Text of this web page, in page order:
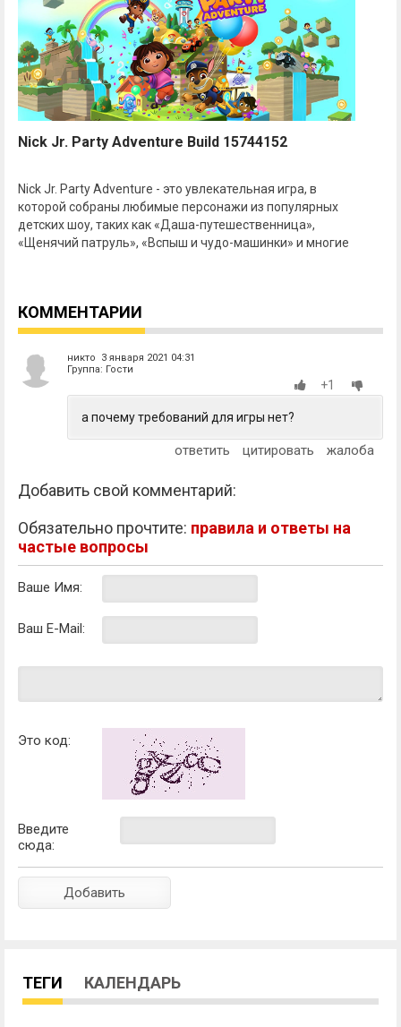
Nick Jr. Party Adventure Build 15744152
Nick Jr. Party Adventure - это увлекательная игра, в
которой собраны любимые персонажи из популярных
детских шоу, таких как «Даша-путешественница»,
«Щенячий патруль», «Вспыш и чудо-машинки» и многие
КОММЕНТАРИИ
никто 3 января 2021 04:31
Группа: Гости
+1
а почему требований для игры нет?
ответить цитировать жалоба
Добавить свой комментарий:
Обязательно прочтите: правила и ответы на
частые вопросы
Ваше Имя:
Ваш E-Mail:
Это код:
Введите
сюда:
ТЕГИ КАЛЕНДАРЬ